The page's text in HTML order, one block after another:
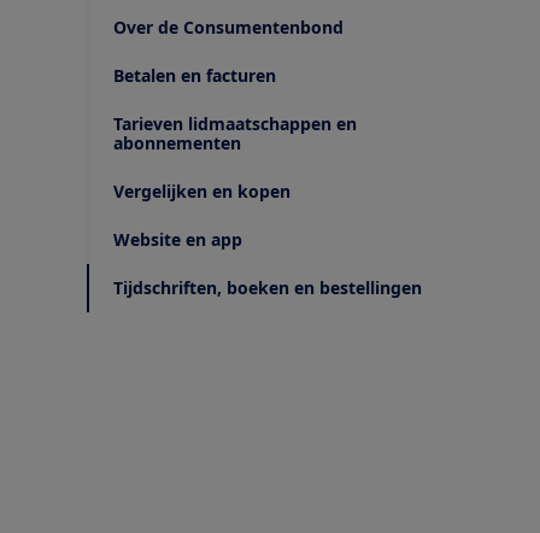
Over de Consumentenbond
Betalen en facturen
Tarieven lidmaatschappen en
abonnementen
Vergelijken en kopen
Website en app
Tijdschriften, boeken en bestellingen